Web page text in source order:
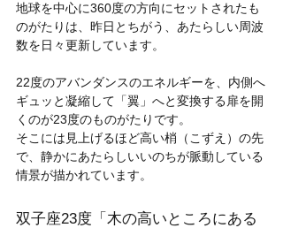
地球を中心に360度の方向にセットされたも
のがたりは、昨日とちがう、あたらしい周波
数を日々更新しています。
22度のアバンダンスのエネルギーを、内側へ
ギュッと凝縮して「翼」へと変換する扉を開
くのが23度のものがたりです。
そこには見上げるほど高い梢（こずえ）の先
で、静かにあたらしいいのちが脈動している
情景が描かれています。
双子座23度「木の高いところにある